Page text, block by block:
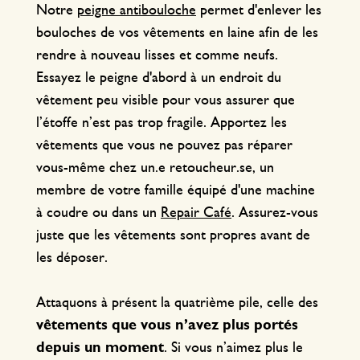
Notre peigne antibouloche permet d'enlever les
bouloches de vos vêtements en laine afin de les
rendre à nouveau lisses et comme neufs.
Essayez le peigne d'abord à un endroit du
vêtement peu visible pour vous assurer que
l’étoffe n’est pas trop fragile. Apportez les
vêtements que vous ne pouvez pas réparer
vous-même chez un.e retoucheur.se, un
membre de votre famille équipé d'une machine
à coudre ou dans un Repair Café. Assurez-vous
juste que les vêtements sont propres avant de
les déposer.
Attaquons à présent la quatrième pile, celle des
vêtements que vous n’avez plus portés
depuis un moment. Si vous n’aimez plus le